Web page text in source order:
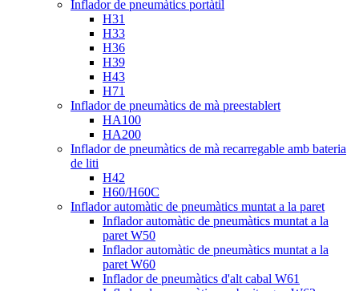
Inflador de pneumàtics portàtil
H31
H33
H36
H39
H43
H71
Inflador de pneumàtics de mà preestablert
HA100
HA200
Inflador de pneumàtics de mà recarregable amb bateria
de liti
H42
H60/H60C
Inflador automàtic de pneumàtics muntat a la paret
Inflador automàtic de pneumàtics muntat a la
paret W50
Inflador automàtic de pneumàtics muntat a la
paret W60
Inflador de pneumàtics d'alt cabal W61